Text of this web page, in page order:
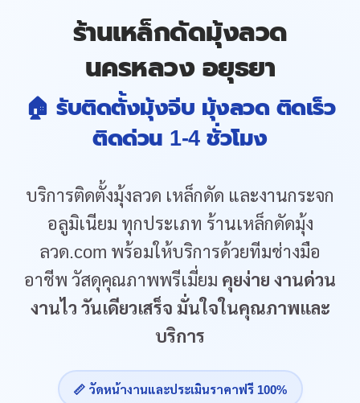
ร้านเหล็กดัดมุ้งลวด
นครหลวง อยุธยา
🏠 รับติดตั้งมุ้งจีบ มุ้งลวด ติดเร็ว
ติดด่วน 1-4 ชั่วโมง
บริการติดตั้งมุ้งลวด เหล็กดัด และงานกระจก
อลูมิเนียม ทุกประเภท ร้านเหล็กดัดมุ้ง
ลวด.com พร้อมให้บริการด้วยทีมช่างมือ
อาชีพ วัสดุคุณภาพพรีเมี่ยม คุยง่าย งานด่วน
งานไว วันเดียวเสร็จ มั่นใจในคุณภาพและ
บริการ
📏 วัดหน้างานและประเมินราคาฟรี 100%